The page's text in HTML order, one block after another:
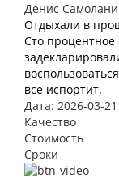
Денис
Отдыхали в
Сто процентное
все испортит.
Дата: 2026-03-21
Качество
Стоимость
Сроки